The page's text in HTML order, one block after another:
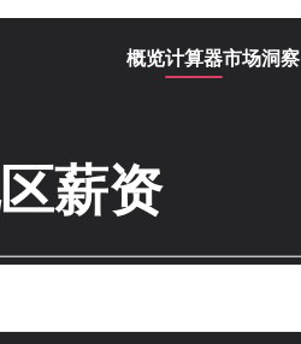
概览计算器市场洞察
薪资